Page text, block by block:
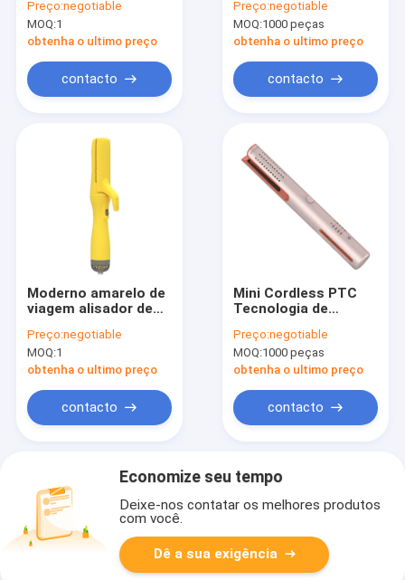
para Casa ou Viagem
Preço:negotiable
MOQ:1
obtenha o ultimo preço
contacto
personalizável para
uso doméstico
Preço:negotiable
MOQ:1000 peças
obtenha o ultimo preço
contacto
Moderno amarelo de
viagem alisador de
de ar secador de
sopro iônico
Preço:negotiable
MOQ:1
obtenha o ultimo preço
contacto
Mini Cordless PTC
Tecnologia de
Limpador de cabelo
portátil para o
exterior
Preço:negotiable
MOQ:1000 peças
obtenha o ultimo preço
contacto
Economize seu tempo
Deixe-nos contatar os melhores produtos
com você.
Dê a sua exigência